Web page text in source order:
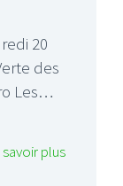
20
des
Les…
savoir plus